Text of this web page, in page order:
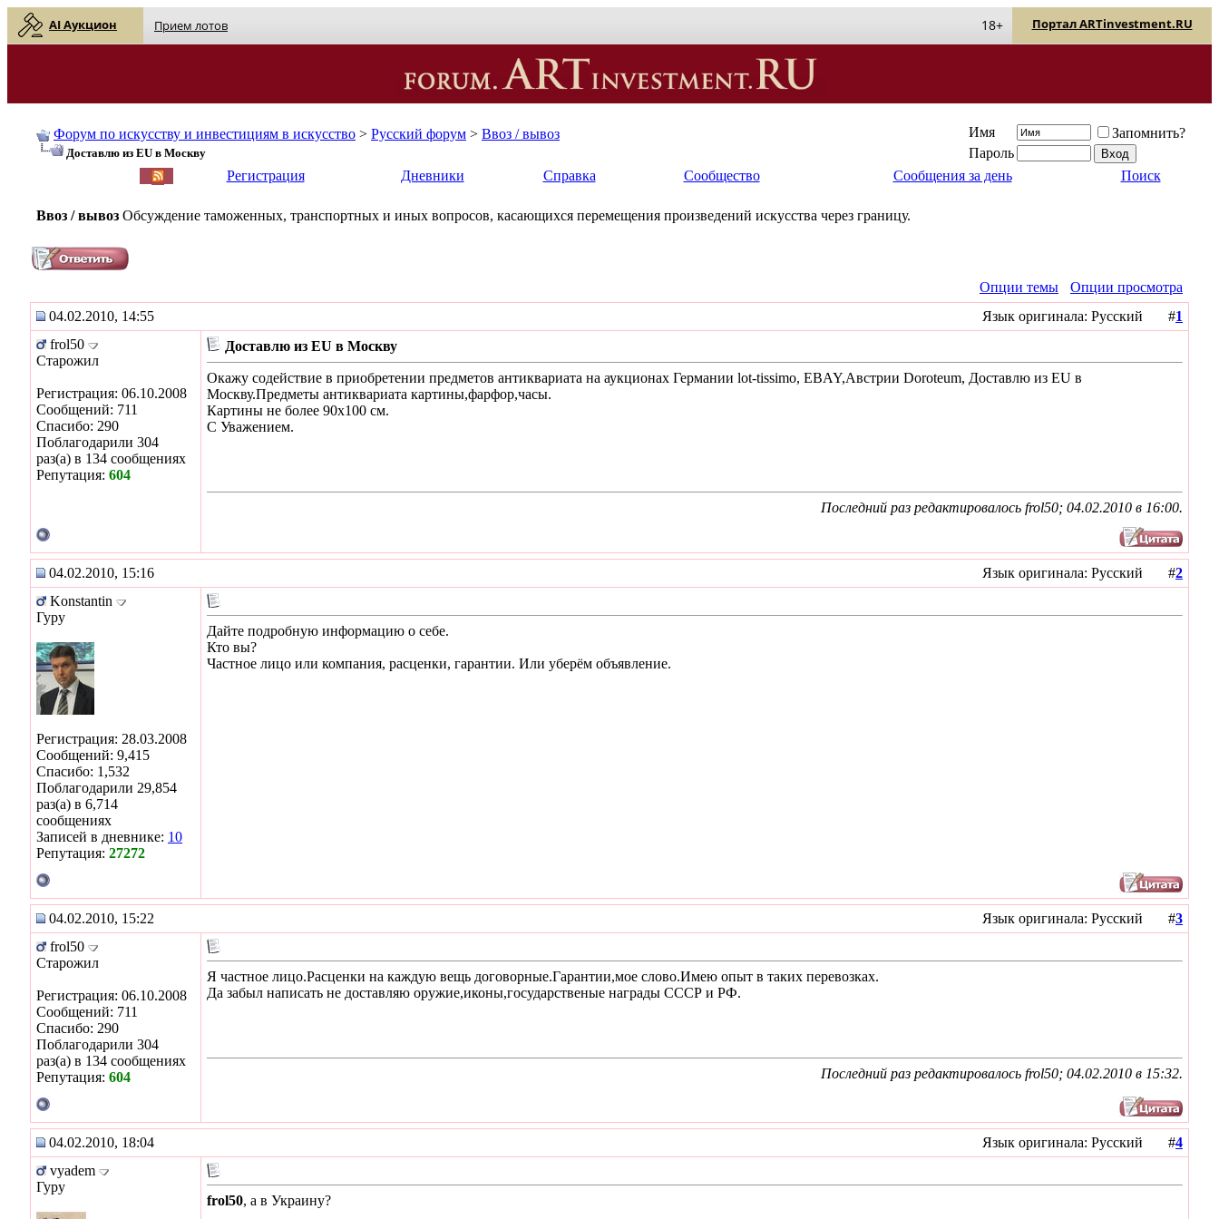
AI Аукцион Прием лотов Портал ARTinvestment.RU
18+
Форум по искусству и инвестициям в искусство > Русский форум > Ввоз / вывоз
Доставлю из EU в Москву
Имя
Запомнить?
Пароль
Регистрация Дневники Справка Сообщество Сообщения за день Поиск
Ввоз / вывоз Обсуждение таможенных, транспортных и иных вопросов, касающихся перемещения произведений искусства через границу.
Опции темы
Опции просмотра
04.02.2010, 14:55
Язык оригинала: Русский #1
frol50
Старожил
Регистрация: 06.10.2008
Сообщений: 711
Спасибо: 290
Поблагодарили 304
раз(а) в 134 сообщениях
Репутация: 604
Доставлю из EU в Москву
Окажу содействие в приобретении предметов антиквариата на аукционах Германии lot-tissimo, EBAY,Австрии Doroteum, Доставлю из EU в
Москву.Предметы антиквариата картины,фарфор,часы.
Картины не более 90х100 см.
С Уважением.
Последний раз редактировалось frol50; 04.02.2010 в 16:00.
04.02.2010, 15:16 Язык оригинала: Русский #2
Konstantin
Гуру
Регистрация: 28.03.2008
Сообщений: 9,415
Спасибо: 1,532
Поблагодарили 29,854
раз(а) в 6,714
сообщениях
Записей в дневнике: 10
Репутация: 27272
Дайте подробную информацию о себе.
Кто вы?
Частное лицо или компания, расценки, гарантии. Или уберём объявление.
04.02.2010, 15:22 Язык оригинала: Русский #3
frol50
Старожил
Регистрация: 06.10.2008
Сообщений: 711
Спасибо: 290
Поблагодарили 304
раз(а) в 134 сообщениях
Репутация: 604
Я частное лицо.Расценки на каждую вещь договорные.Гарантии,мое слово.Имею опыт в таких перевозках.
Да забыл написать не доставляю оружие,иконы,государственые награды СССР и РФ.
Последний раз редактировалось frol50; 04.02.2010 в 15:32.
04.02.2010, 18:04 Язык оригинала: Русский #4
vyadem
Гуру
frol50, а в Украину?